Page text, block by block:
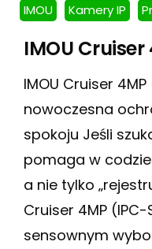
IMOU Kamery IP
IMOU
IMOU Cruiser
nowoczesna
spokoju Jeśli
pomaga w
a nie tylko
Cruiser 4MP
sensownym